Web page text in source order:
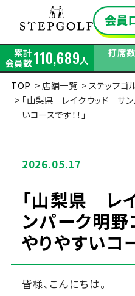
累計
会員数110,689人
打席数
TOP
店舗一覧 ステップゴ
「山梨県 レイクウッド サン
いコースです！！」
2026.05.17
「山梨県 レ
ンパーク明野
やりやすいコー
皆様、こんにちは。